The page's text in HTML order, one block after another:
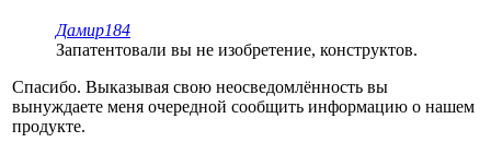
Дамир184
Запатентовали вы не изобретение, конструктов.
Спасибо. Выказывая свою неосведомлённость вы
вынуждаете меня очередной сообщить информацию о нашем
продукте.